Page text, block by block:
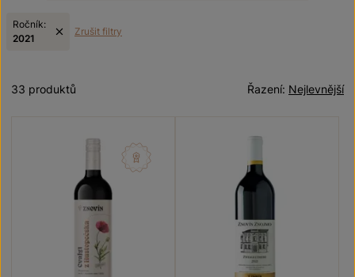
Ročník:
2021
Zrušit filtry
Nejlevnější
Řazení:
33 produktů